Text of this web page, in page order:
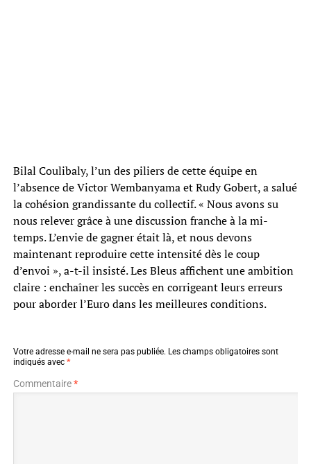
Bilal Coulibaly, l’un des piliers de cette équipe en
l’absence de Victor Wembanyama et Rudy Gobert, a salué
la cohésion grandissante du collectif. « Nous avons su
nous relever grâce à une discussion franche à la mi-
temps. L’envie de gagner était là, et nous devons
maintenant reproduire cette intensité dès le coup
d’envoi », a-t-il insisté. Les Bleus affichent une ambition
claire : enchaîner les succès en corrigeant leurs erreurs
pour aborder l’Euro dans les meilleures conditions.
Votre adresse e-mail ne sera pas publiée. Les champs obligatoires sont
indiqués avec *
Commentaire*